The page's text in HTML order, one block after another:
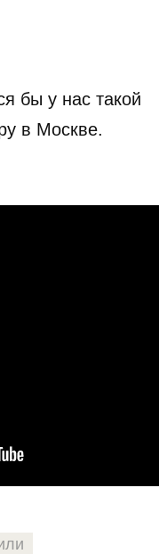
бы у нас такой
в Москве.